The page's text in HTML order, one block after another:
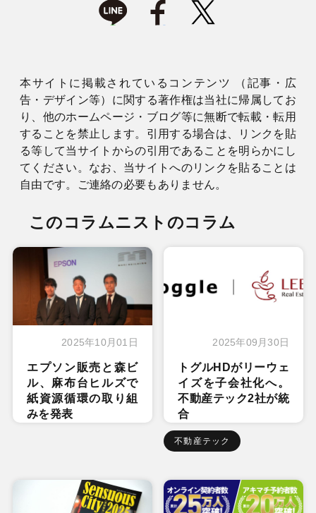
本サイトに掲載されているコンテンツ （記事・広
告・デザイン等）に関する著作権は当社に帰属してお
り、他のホームページ・ブログ等に無断で転載・転用
することを禁止します。引用する場合は、リンクを貼
る等して当サイトからの引用であることを明らかにし
てください。なお、当サイトへのリンクを貼ることは
自由です。ご連絡の必要もありません。
このコラムニストのコラム
2025年10月01日
エプソン販売と森ビ
ル、麻布台ヒルズで
紙資源循環の取り組
みを発表
2025年09月30日
トグルHDがリーウェ
イズを子会社化へ。
不動産テック2社が統
合
不動産テック